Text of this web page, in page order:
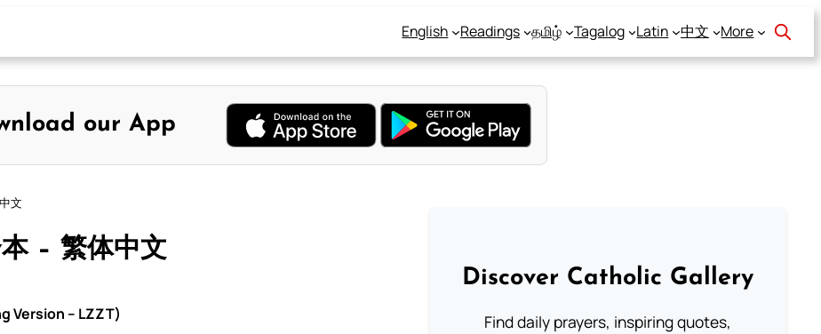
English Readings தமிழ் Tagalog Latin 中文 More
our App
文
– 繁体中文
Version – LZZT)
Discover Catholic Gallery
Find daily prayers, inspiring quotes,